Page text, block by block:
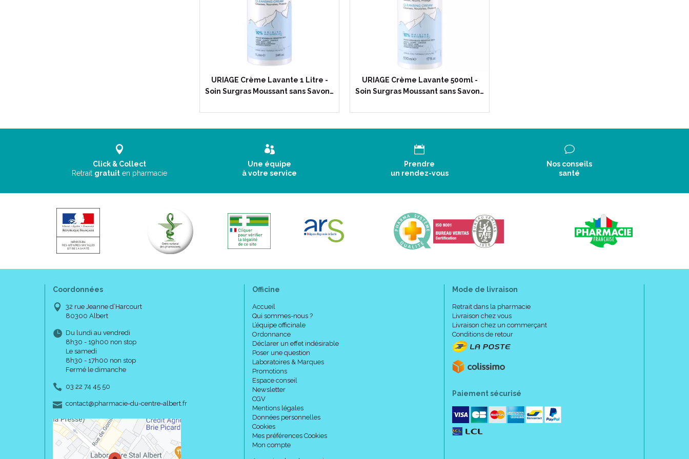
Testé ophtalmologiquement.
Existe également en flacon pompe 500ml.
Principes actifs :
Eau Thermale d’ Uriage.
Base lavante douce sans savon.
Actifs hydratants (glycérine) et surgraissants.
Résultats :
2 actions en un unique soin pour une hygiène de la peau sensible tout en
Bien faire mousser sur une peau mouillée et rincer.
Usage quotidien.
Eviter le contact avec les yeux.
Aqua, Uriage thermal spring water, magnesium laureth sulfate, decyl glucoside,
phenoxyethanol, PEG-75 shorea butter glycerides, sodium chloride, PEG-120 methyl
glucose dioleate, DMDM hydantoin, citric acid.
URIAGE Crème Lavante 1 Litre -
Soin Surgras Moussant sans Savon…
URIAGE Crème Lavante 500ml -
Soin Surgras Moussant sans Savon…
Click & Collect
Retrait gratuit en pharmacie
Une équipe
à votre service
Prendre
un rendez-vous
Nos conseils
santé
Coordonnées
32 rue Jeanne d’Harcourt
80300 Albert
Du lundi au vendredi
8h30 - 19h00 non stop
Le samedi
8h30 - 17h00 non stop
Fermé le dimanche
03 22 74 45 50
contact-
@-
pharmacie-du-centre-albert.fr
Officine
Accueil
Qui sommes-nous ?
L’équipe officinale
Ordonnance
Déclarer un effet indésirable
Poser une question
Laboratoires & Marques
Promotions
Espace conseil
Newsletter
CGV
Mentions légales
Données personnelles
Cookies
Mes préférences Cookies
Mon compte
Mode de livraison
Retrait dans la pharmacie
Livraison chez vous
Livraison chez un commerçant
Conditions de retour
Paiement sécurisé